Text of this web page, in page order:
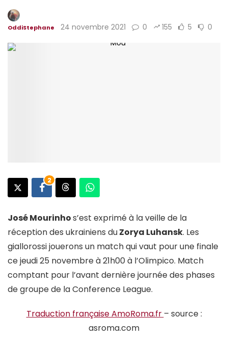
OddiStephane 24 novembre 2021 0 155 5 0
2
José Mourinhos’est exprimé à la veille de la
réception des ukrainiens duZorya Luhansk. Les
giallorossi jouerons un match qui vaut pour une finale
ce jeudi 25 novembre à 21h00 à l’Olimpico. Match
comptant pour l’avant dernière journée des phases
de groupe de la Conference League.
Traduction française AmoRoma.fr – source :
asroma.com